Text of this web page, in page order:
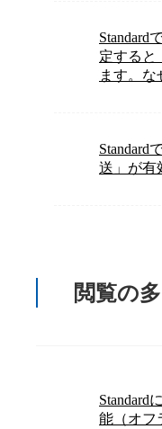
Standard
定すると
ます。な
Standard
送」が有
閲覧の
Standard
能（オフ